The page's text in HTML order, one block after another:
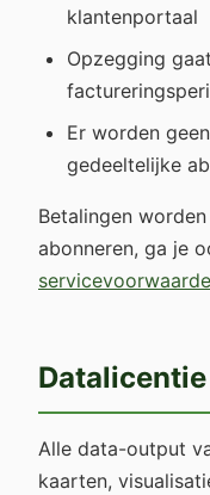
klantenportaal
Opzegging
Er worden
gedeeltelijke
Betalingen
abonneren, ga je
Datalicentie
Alle data-output
kaarten,